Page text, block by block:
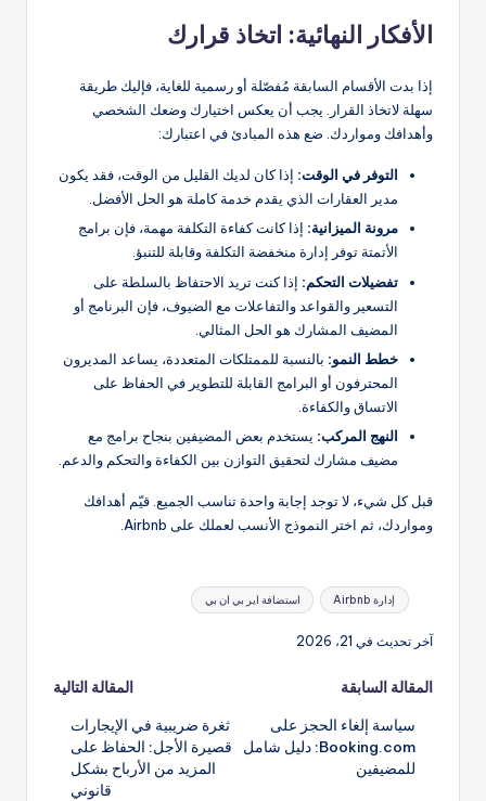
الأفكار النهائية: اتخاذ قرارك
إذا بدت الأقسام السابقة مُفصّلة أو رسمية للغاية، فإليك طريقة
سهلة لاتخاذ القرار. يجب أن يعكس اختيارك وضعك الشخصي
وأهدافك ومواردك. ضع هذه المبادئ في اعتبارك:
التوفر في الوقت: إذا كان لديك القليل من الوقت، فقد يكون
مدير العقارات الذي يقدم خدمة كاملة هو الحل الأفضل.
مرونة الميزانية: إذا كانت كفاءة التكلفة مهمة، فإن برامج
الأتمتة توفر إدارة منخفضة التكلفة وقابلة للتنبؤ.
تفضيلات التحكم: إذا كنت تريد الاحتفاظ بالسلطة على
التسعير والقواعد والتفاعلات مع الضيوف، فإن البرنامج أو
المضيف المشارك هو الحل المثالي.
خطط النمو: بالنسبة للممتلكات المتعددة، يساعد المديرون
المحترفون أو البرامج القابلة للتطوير في الحفاظ على
الاتساق والكفاءة.
النهج المركب: يستخدم بعض المضيفين بنجاح برامج مع
مضيف مشارك لتحقيق التوازن بين الكفاءة والتحكم والدعم.
قبل كل شيء، لا توجد إجابة واحدة تناسب الجميع. قيّم أهدافك
ومواردك، ثم اختر النموذج الأنسب لعملك على Airbnb.
العلامات: استضافة اير بي ان بي إدارة Airbnb
آخر تحديث في 21، 2026
تصفّح
المقالات
المقالة السابقة
سياسة إلغاء الحجز على
Booking.com: دليل شامل
للمضيفين
المقالة التالية
ثغرة ضريبية في الإيجارات
قصيرة الأجل: الحفاظ على
المزيد من الأرباح بشكل
قانوني